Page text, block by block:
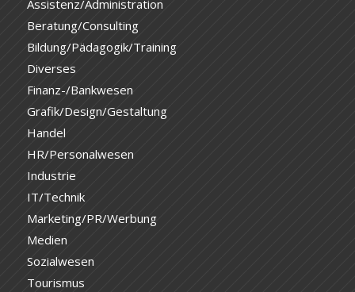
Assistenz/Administration
Beratung/Consulting
Bildung/Pädagogik/Training
Diverses
Finanz-/Bankwesen
Grafik/Design/Gestaltung
Handel
HR/Personalwesen
Industrie
IT/Technik
Marketing/PR/Werbung
Medien
Sozialwesen
Tourismus